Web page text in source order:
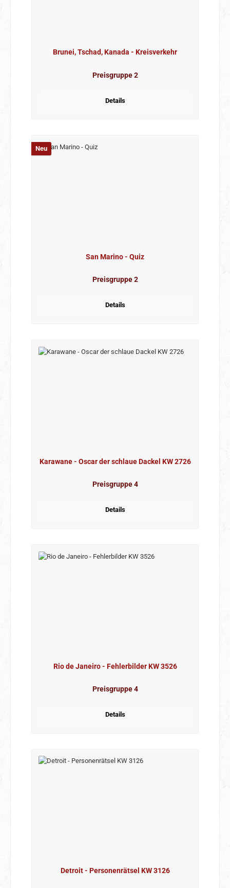
Brunei, Tschad, Kanada - Kreisverkehr
Preisgruppe 2
Details
Neu
San Marino - Quiz
Preisgruppe 2
Details
Karawane - Oscar der schlaue Dackel KW 2726
Preisgruppe 4
Details
Rio de Janeiro - Fehlerbilder KW 3526
Preisgruppe 4
Details
Detroit - Personenrätsel KW 3126